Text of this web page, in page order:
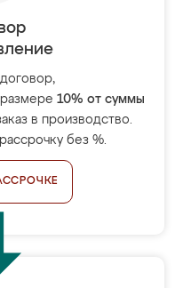
10% от суммы
в производство.
без %.